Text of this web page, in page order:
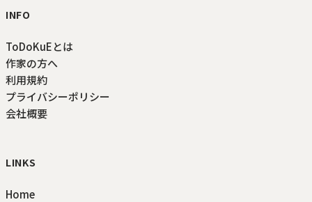
INFO
ToDoKuEとは
作家の方へ
利用規約
プライバシーポリシー
会社概要
LINKS
Home